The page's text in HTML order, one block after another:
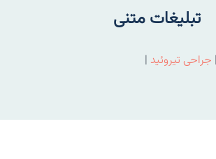
تبلیغات متنی
| جراحی تیروئید |